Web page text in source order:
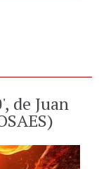
de Juan